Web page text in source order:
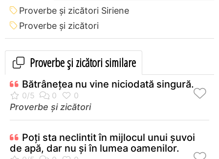
Proverbe și zicători Siriene
Proverbe și zicători
Proverbe și zicători similare
Bătrâneţea nu vine niciodată singură.
Proverbe și zicători
Poţi sta neclintit în mijlocul unui şuvoi
de apă, dar nu şi în lumea oamenilor.